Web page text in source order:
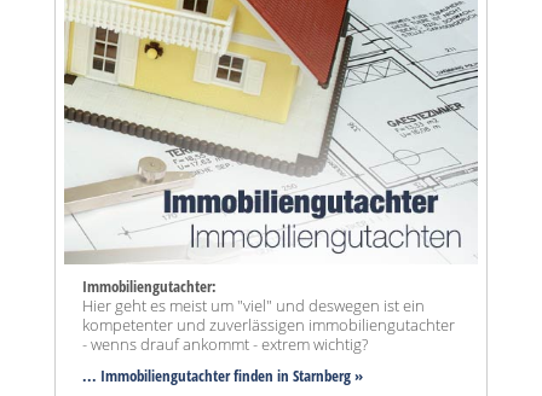
Immobiliengutachter:
Hier geht es meist um "viel" und deswegen ist ein
kompetenter und zuverlässigen immobiliengutachter
- wenns drauf ankommt - extrem wichtig?
... Immobiliengutachter finden in Starnberg »